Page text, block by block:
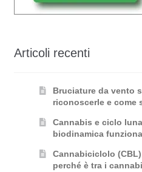
Articoli recenti
Bruciature da vento
riconoscerle e come
Cannabis e ciclo
biodinamica
Cannabiciclolo
perché è tra i